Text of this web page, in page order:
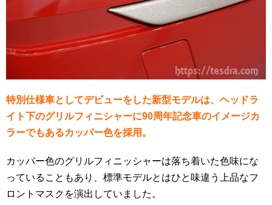
特別仕様車としてデビューをした新型モデルは、ヘッドラ
イト下のグリルフィニシャーに90周年記念車のイメージカ
ラーでもあるカッパー色を採用。
カッパー色のグリルフィニッシャーは落ち着いた色味にな
っていることもあり、標準モデルとはひと味違う上品なフ
ロントマスクを演出していました。